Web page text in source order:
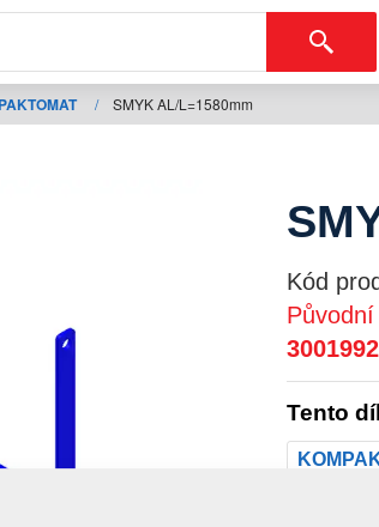
/ SMYK AL/L=1580mm
Kód
3001992
Tento